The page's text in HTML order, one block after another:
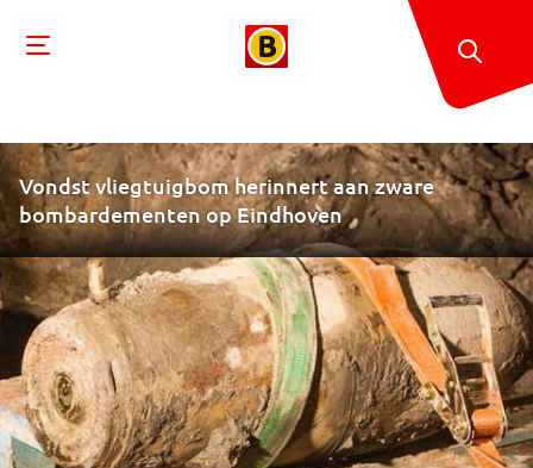
Vondst vliegtuigbom herinnert aan zware
bombardementen op Eindhoven